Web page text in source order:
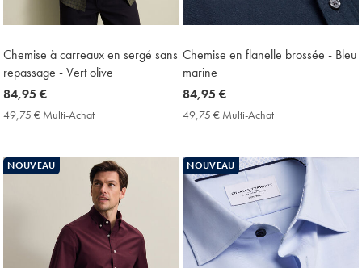
Chemise à carreaux en sergé sans
repassage - Vert olive
now
84,95
84,95 €
49,75 € Multi-Achat
Achat
Price
Chemise en flanelle brossée - Bleu
marine
now
84,95
84,95 €
49,75 € Multi-Achat
Achat
Price
NOUVEAU NOUVEAU